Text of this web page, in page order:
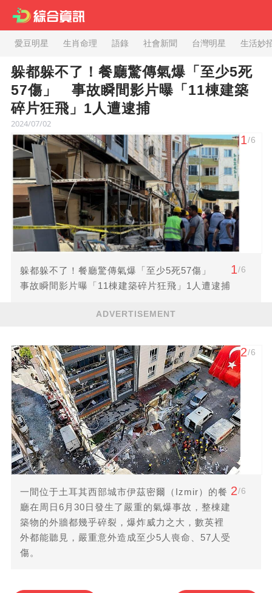
愛豆明星 生肖命理 語錄 社會新聞 台灣明星 生活妙
躲都躲不了！餐廳驚傳氣爆「至少5死
57傷」 事故瞬間影片曝「11棟建築
碎片狂飛」1人遭逮捕
2024/07/02
1/6
躲都躲不了！餐廳驚傳氣爆「至少5死57傷」
事故瞬間影片曝「11棟建築碎片狂飛」1人遭逮捕
1/6
ADVERTISEMENT
2/6
一間位于土耳其西部城市伊茲密爾（Izmir）的餐
廳在周日6月30日發生了嚴重的氣爆事故，整棟建
築物的外牆都幾乎碎裂，爆炸威力之大，數英裡
外都能聽見，嚴重意外造成至少5人喪命、57人受
傷。
2/6